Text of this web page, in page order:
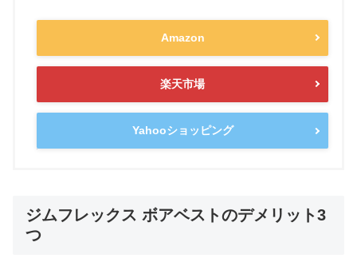
Amazon
楽天市場
Yahooショッピング
ジムフレックス ボアベストのデメリット3
つ